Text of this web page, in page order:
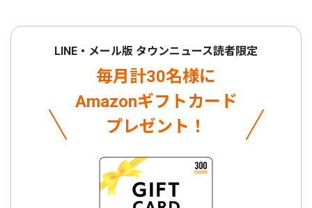
LINE・メール版 タウンニュース読者限定
毎月計30名様に
Amazonギフトカード
プレゼント！